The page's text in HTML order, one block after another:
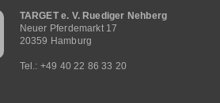
TARGET e. V. Ruediger Nehberg
Neuer Pferdemarkt 17
20359 Hamburg
Tel.: +49 40 22 86 33 20